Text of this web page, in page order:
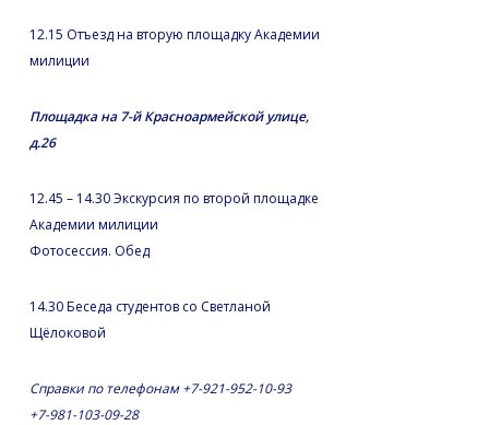
12.15 Отъезд на вторую площадку Академии
милиции
Площадка на 7-й Красноармейской улице,
д.26
12.45 – 14.30 Экскурсия по второй площадке
Академии милиции
Фотосессия. Обед
14.30 Беседа студентов со Светланой
Щёлоковой
Справки по телефонам +7-921-952-10-93
+7-981-103-09-28